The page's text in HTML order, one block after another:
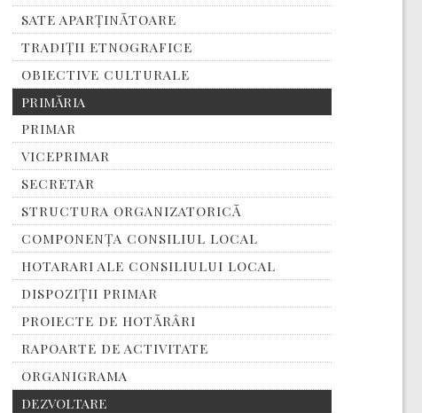
SATE APARȚINĂTOARE
TRADIȚII ETNOGRAFICE
OBIECTIVE CULTURALE
PRIMĂRIA
PRIMAR
VICEPRIMAR
SECRETAR
STRUCTURA ORGANIZATORICĂ
COMPONENȚA CONSILIUL LOCAL
HOTARARI ALE CONSILIULUI LOCAL
DISPOZIȚII PRIMAR
PROIECTE DE HOTĂRÂRI
RAPOARTE DE ACTIVITATE
ORGANIGRAMA
DEZVOLTARE